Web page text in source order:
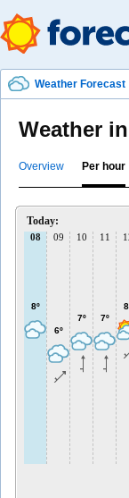
Weather Forecast
Weather
Overview Per hour
Today:
08
8º
09
6º
10
7º
11
7º